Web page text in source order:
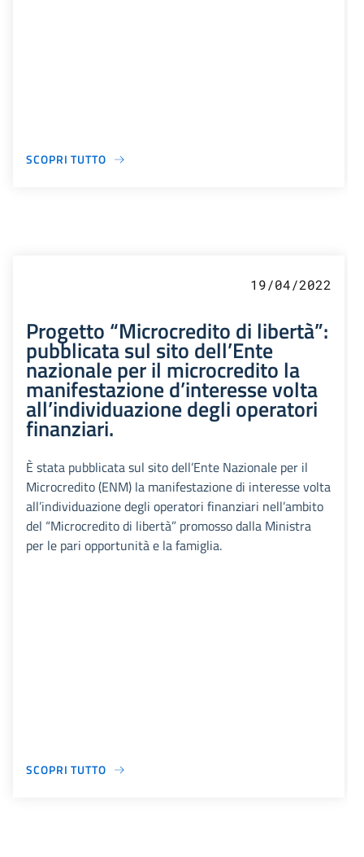
SCOPRI TUTTO
19/04/2022
Progetto “Microcredito di libertà”:
pubblicata sul sito dell’Ente
nazionale per il microcredito la
manifestazione d’interesse volta
all’individuazione degli operatori
finanziari.
È stata pubblicata sul sito dell’Ente Nazionale per il
Microcredito (ENM) la manifestazione di interesse volta
all’individuazione degli operatori finanziari nell’ambito
del “Microcredito di libertà” promosso dalla Ministra
per le pari opportunità e la famiglia.
SCOPRI TUTTO